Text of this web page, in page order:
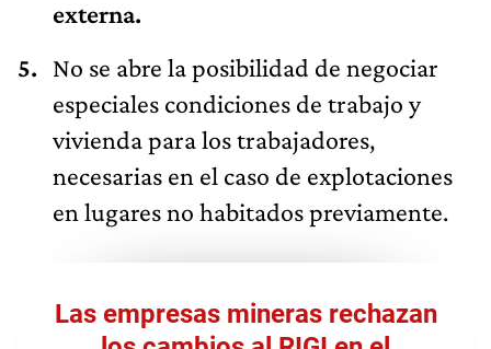
vivienda para los trabajadores,
necesarias en el caso de explotaciones
en lugares no habitados previamente.
Las empresas mineras rechazan
los cambios al RIGI en el